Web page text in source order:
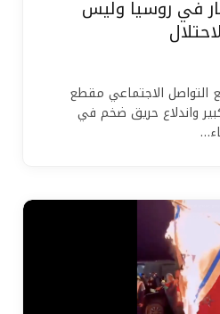
في روسيا وليس
الاجتماعي مقطع
واندلاع حريق ضخم في